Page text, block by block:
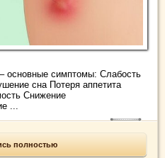
основные симптомы: Слабость
сна Потеря аппетита
Снижение
...
полностью